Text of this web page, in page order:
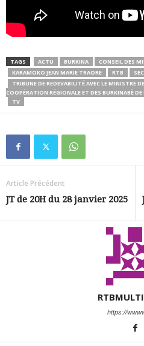
TAGS ACTU BURKINA CONSEIL DES
KARAMOKO JEAN MARIE TRAORE
RTB
TRIBUNE DE REDEVABILITÉ AVEC LE MINISTRE
COOPÉRATION RÉGIONALE ET DES BURKINABÈ DE
TV
Article Précédent
JT de 20H du 28 janvier 2025
https://